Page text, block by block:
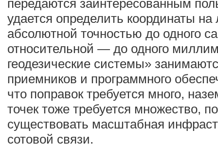
передаются заинтересованным
удается определить координаты
абсолютной точностью до одного
относительной — до одного
геодезические системы»
приемников и программного
что поправок требуется много,
точек тоже требуется множество,
существовать масштабная
сотовой связи.